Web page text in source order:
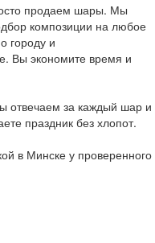
продаем шары. Мы
композиции на любое
городу и
Вы экономите время и
отвечаем за каждый шар и
праздник без хлопот.
в Минске у проверенного